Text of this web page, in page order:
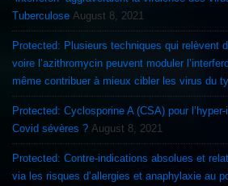
Tuberculose August 8, 2021
Protected: Plusieurs techniques qui relèvent
voire l’azithromycin peuvent moduler
même contribuer à mieux cibler les virus du
Protected: Cyclosporine A (CSA) pour l’hyper-inflammation des cas
Covid sévères ? August 8, 2021
Protected: Contre-indications absolues et
via les risques d’allergies et anaphylaxie au